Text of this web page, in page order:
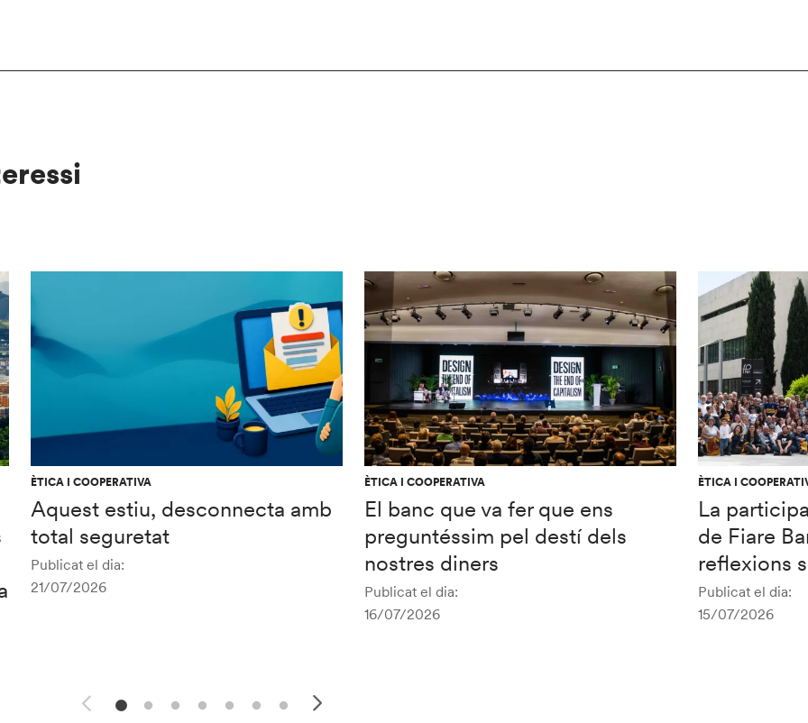
ÈTICA I COOPERATIVA
Aquest estiu, desconnecta amb
total seguretat
Publicat el dia:
21/07/2026
ÈTICA I COOPERATIVA
El banc que va fer que ens
preguntéssim pel destí dels
nostres diners
Publicat el dia:
16/07/2026
ÈTICA I
La
de Fiare
reflexions
Publicat el dia:
15/07/2026